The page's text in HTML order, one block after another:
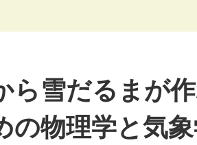
ら雪だるまが
の物理学と気